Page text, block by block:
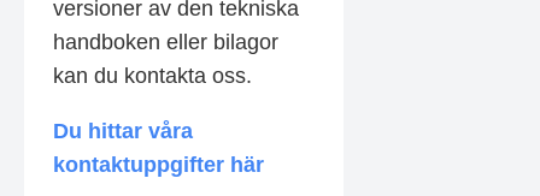
versioner av den tekniska
handboken eller bilagor
kan du kontakta oss.
Du hittar våra
kontaktuppgifter här